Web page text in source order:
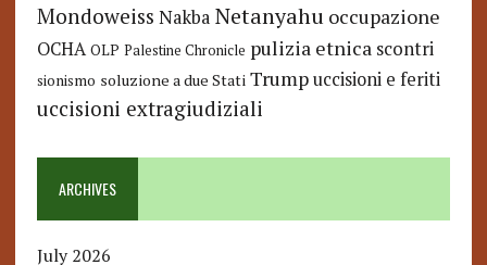
Mondoweiss Nakba Netanyahu occupazione
OCHA OLP Palestine Chronicle pulizia etnica scontri
sionismo soluzione a due Stati Trump uccisioni e feriti
uccisioni extragiudiziali
ARCHIVES
July 2026